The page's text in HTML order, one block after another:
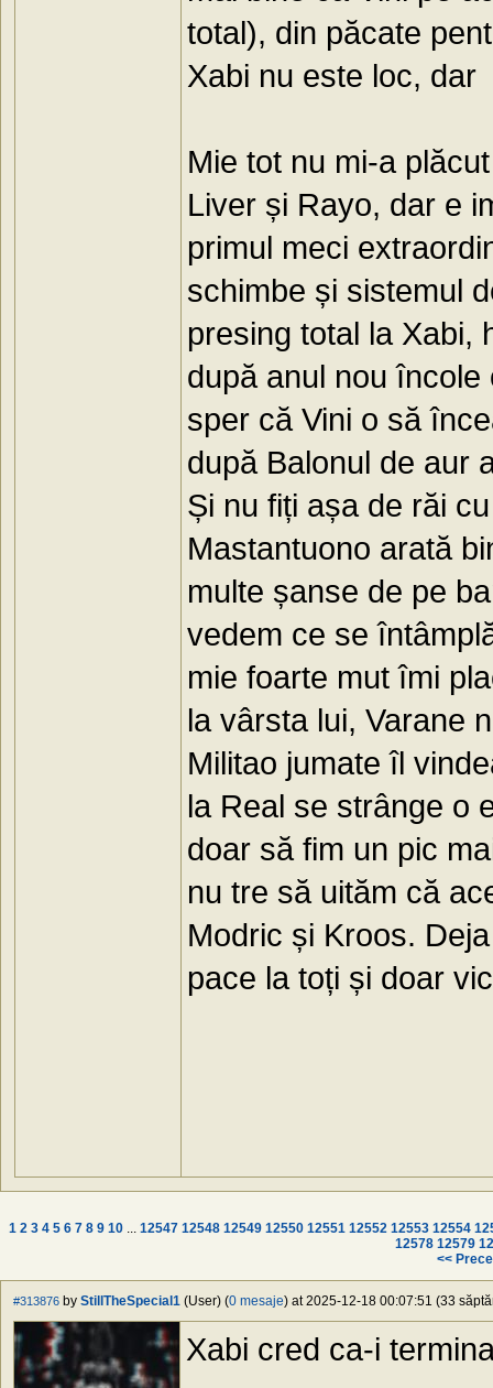
total), din păcate
Xabi nu este loc,
Mie tot nu mi-a
Liver și Rayo, dar e
primul meci
schimbe și sistemul
presing total la Xabi,
după anul nou
sper că Vini o să
după Balonul de aur
Și nu fiți așa de răi
Mastantuono arată
multe șanse de pe
vedem ce se
mie foarte mut îmi
la vârsta lui, Varane
Militao jumate îl
la Real se strânge o
doar să fim un pic
nu tre să uităm că
Modric și Kroos.
pace la toți și doar
1 2 3 4 5 6 7 8 9 10 ... 12547 12548 12549 12550 12551 12552 12553 12554
12578 12579
<<
#313876 by StillTheSpecial1 (User) (0 mesaje) at 2025-12-18 00:07:51 (33
Xabi cred ca-i